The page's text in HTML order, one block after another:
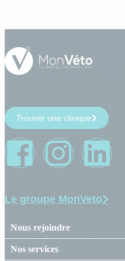
Trouver une clinique
Le groupe MonVeto
Nous rejoindre
Nos services